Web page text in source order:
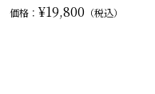
価格： ¥19,800 （税込）